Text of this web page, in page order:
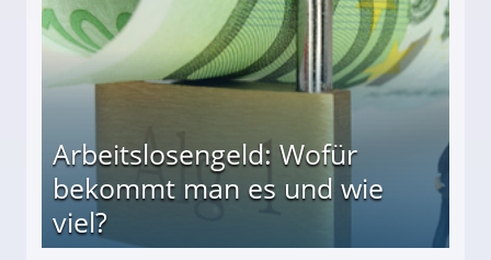
Arbeitslosengeld: Wofür
bekommt man es und wie
viel?